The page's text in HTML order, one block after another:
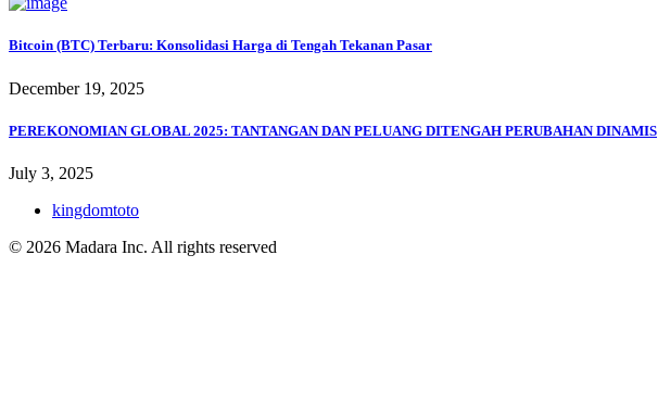
Bitcoin (BTC) Terbaru: Konsolidasi Harga di Tengah Tekanan Pasar
December 19, 2025
PEREKONOMIAN GLOBAL 2025: TANTANGAN DAN PELUANG DITENGAH PERUBAHAN DINAMIS
July 3, 2025
kingdomtoto
© 2026 Madara Inc. All rights reserved